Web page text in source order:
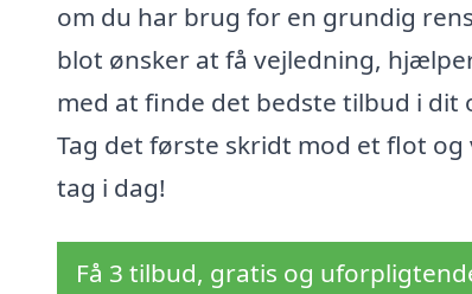
om du har brug for en grundig
blot ønsker at få vejledning,
med at finde det bedste tilbud i dit
Tag det første skridt mod et flot og
tag i dag!
Få 3 tilbud, gratis og